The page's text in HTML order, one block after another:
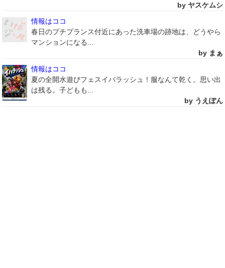
by ヤスケムシ
情報はココ
春日のプチプランス付近にあった洗車場の跡地は、どうやら
マンションになる...
by まぁ
情報はココ
夏の全開水遊びフェスイバラッシュ！服なんて乾く。思い出
は残る。子どもも...
by うえぽん